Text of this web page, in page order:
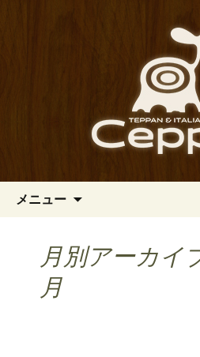
南船場・心斎橋
「Ceppo（チェ
イタリアン「Ceppo
さまざまなパスタや
ステーキのほか、バ
にご用意。デートに
様にもぴったりです
メニュー
月別アーカイ
月